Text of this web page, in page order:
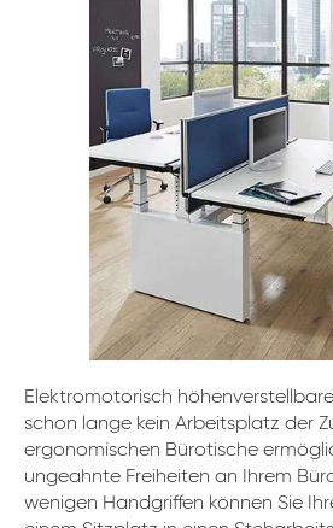
Elektromotorisch
schon lange kein Arbeitsplatz der
ergonomischen Bürotische
ungeahnte Freiheiten an Ihrem
wenigen Handgriffen können Sie